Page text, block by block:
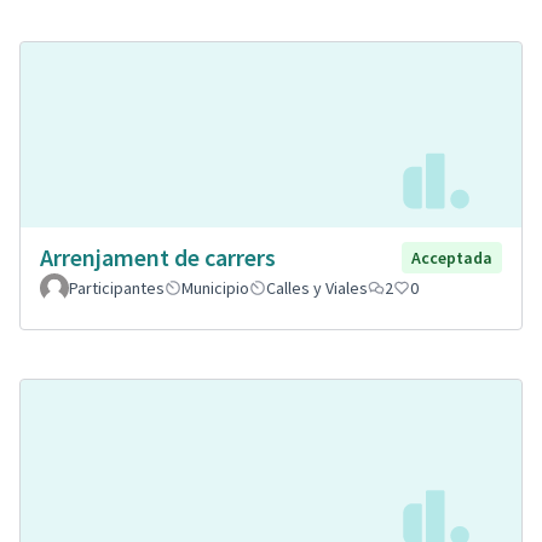
Arrenjament de carrers
Acceptada
Participantes
Municipio Calles y Viales 2 0